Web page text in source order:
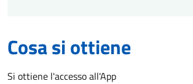
Cosa si ottiene
Si ottiene l'accesso all'App